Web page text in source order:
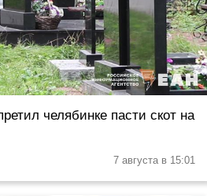
челябинке пасти скот на
7 августа в 15:01